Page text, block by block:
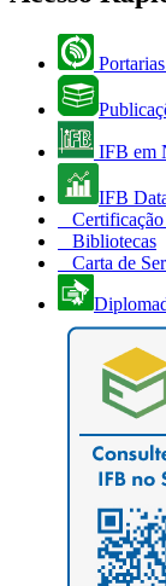
IFB em
IFB
Bibliotecas
Carta de